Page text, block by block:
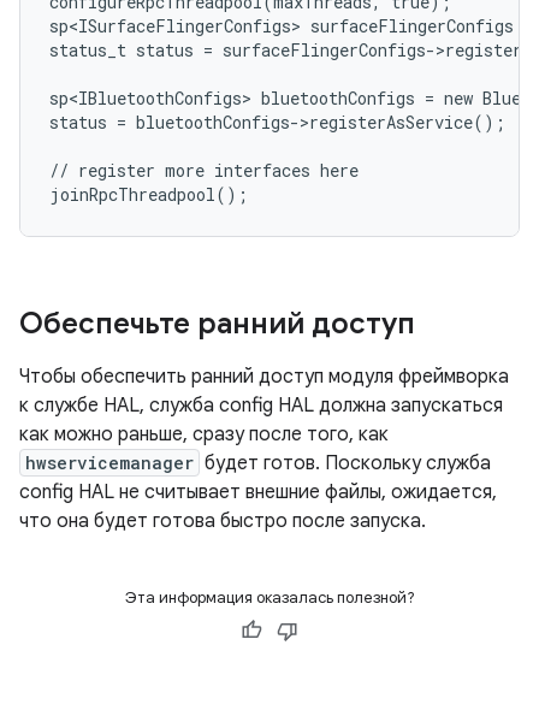
sp<ISurfaceFlingerConfigs> surfaceFlingerConfigs
status_t status = surfaceFlingerConfigs-
sp<IBluetoothConfigs> bluetoothConfigs = new
status = bluetoothConfigs->registerAsService();
// register more interfaces here
Обеспечьте ранний доступ
Чтобы обеспечить ранний доступ модуля фреймворка
к службе HAL, служба config HAL должна запускаться
как можно раньше, сразу после того, как
hwservicemanager будет готов. Поскольку служба
config HAL не считывает внешние файлы, ожидается,
что она будет готова быстро после запуска.
Эта информация оказалась полезной?